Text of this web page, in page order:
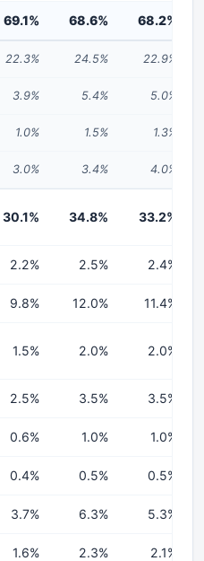
69.1% 68.6% 68.2%
22.3% 24.5% 22.9%
3.9% 5.4% 5.0%
1.0% 1.5% 1.3%
3.0% 3.4% 4.0%
30.1% 34.8% 33.2%
2.2% 2.5% 2.4%
9.8% 12.0% 11.4%
1.5% 2.0% 2.0%
2.5% 3.5% 3.5%
0.6% 1.0% 1.0%
0.4% 0.5% 0.5%
3.7% 6.3% 5.3%
1.6% 2.3% 2.1%